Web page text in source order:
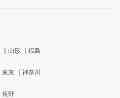
山形
福島
東京
神奈川
長野